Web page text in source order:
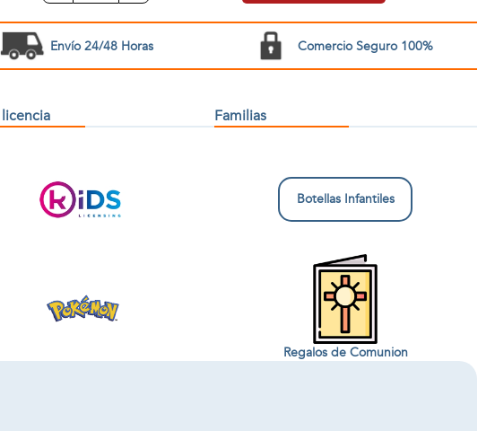
Envío 24/48 Horas Comercio Seguro 100%
Familias
Botellas Infantiles
Regalos de Comunion